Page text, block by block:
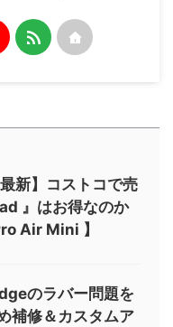
新】コストコで売
』はお得なのか
Air Mini 】
のラバー問題を
補修＆カスタムア